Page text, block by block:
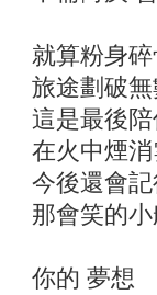
就算粉身
旅途劃破
這是最後
在火中煙
今後還會
那會笑的
你的 夢想